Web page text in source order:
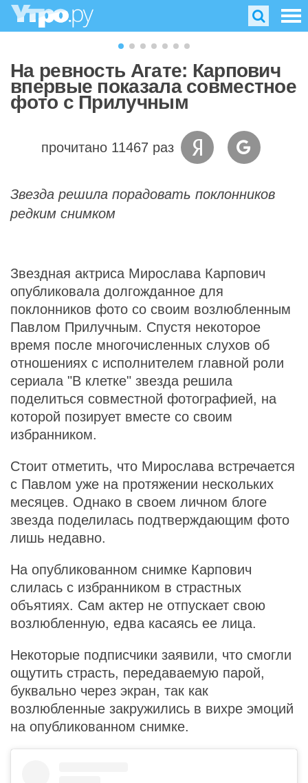
На ревность Агате: Карпович
впервые показала совместное
фото с Прилучным
прочитано 11467 раз
Звезда решила порадовать поклонников
редким снимком
Звездная актриса Мирослава Карпович
опубликовала долгожданное для
поклонников фото со своим возлюбленным
Павлом Прилучным. Спустя некоторое
время после многочисленных слухов об
отношениях с исполнителем главной роли
сериала "В клетке" звезда решила
поделиться совместной фотографией, на
которой позирует вместе со своим
избранником.
Стоит отметить, что Мирослава встречается
с Павлом уже на протяжении нескольких
месяцев. Однако в своем личном блоге
звезда поделилась подтверждающим фото
лишь недавно.
На опубликованном снимке Карпович
слилась с избранником в страстных
объятиях. Сам актер не отпускает свою
возлюбленную, едва касаясь ее лица.
Некоторые подписчики заявили, что смогли
ощутить страсть, передаваемую парой,
буквально через экран, так как
возлюбленные закружились в вихре эмоций
на опубликованном снимке.